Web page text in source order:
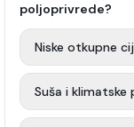
poljoprivrede?
Niske otkupne
Suša i klimatske